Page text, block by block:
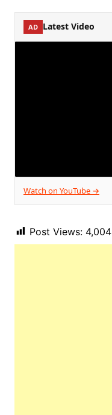
AD Latest Video
Watch on YouTube →
Post Views: 4,004